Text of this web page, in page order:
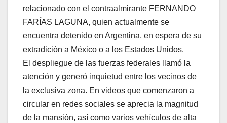
relacionado con el contraalmirante FERNANDO
FARÍAS LAGUNA, quien actualmente se
encuentra detenido en Argentina, en espera de su
extradición a México o a los Estados Unidos.
El despliegue de las fuerzas federales llamó la
atención y generó inquietud entre los vecinos de
la exclusiva zona. En videos que comenzaron a
circular en redes sociales se aprecia la magnitud
de la mansión, así como varios vehículos de alta